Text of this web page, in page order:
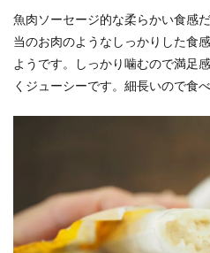
魚肉ソーセージ的な柔らかい食感
当のお肉のようなしっかりした食
ようです。しっかり噛むので満足
くジューシーです。細長いので食べ